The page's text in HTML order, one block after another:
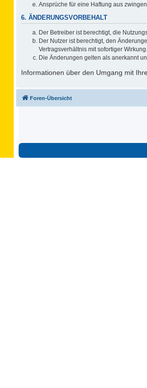
Ansprüche für eine Haftung aus
6. ÄNDERUNGSVORBEHALT
Der Betreiber ist berechtigt, die
Der Nutzer ist berechtigt, den
Vertragsverhältnis mit sofortiger Wirkung.
Die Änderungen gelten als anerkannt
Informationen über den Umgang mit
Foren-Übersicht